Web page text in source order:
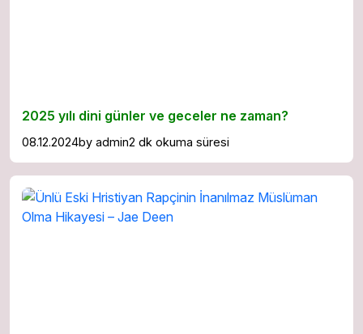
2025 yılı dini günler ve geceler ne zaman?
08.12.2024by admin2 dk okuma süresi